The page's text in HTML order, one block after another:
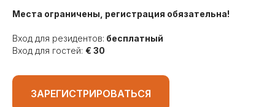
Места ограничены, регистрация обязательна!
Вход для резидентов: бесплатный
Вход для гостей: € 30
ЗАРЕГИСТРИРОВАТЬСЯ